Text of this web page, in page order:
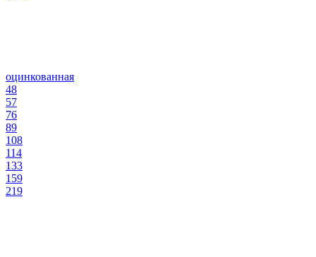
оцинкованная
48
57
76
89
108
114
133
159
219